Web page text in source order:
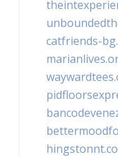
catfriends-